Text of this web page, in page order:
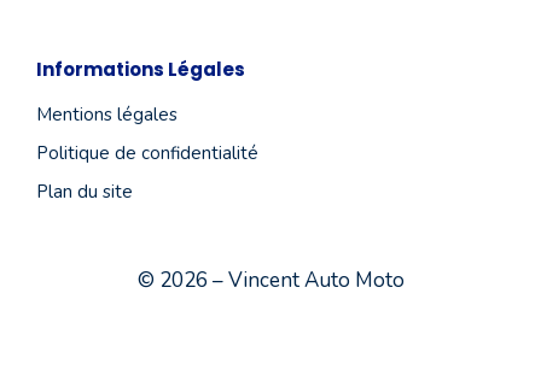
Informations Légales
Mentions légales
Politique de confidentialité
Plan du site
© 2026 – Vincent Auto Moto